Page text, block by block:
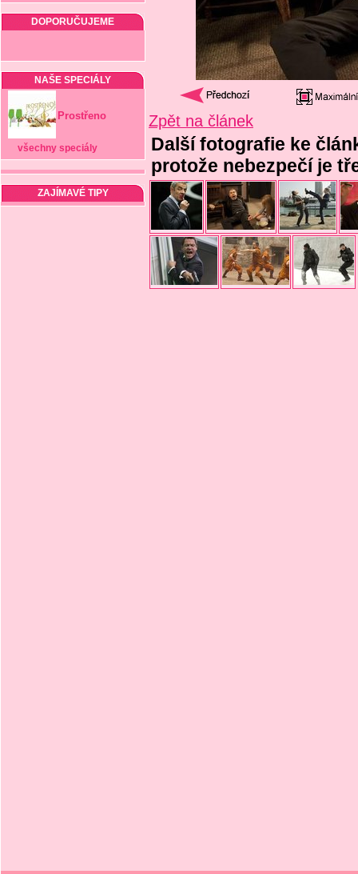
DOPORUČUJEME
NAŠE SPECIÁLY
Prostřeno
všechny speciály
ZAJÍMAVÉ TIPY
Zpět na článek
Další fotografie ke
protože nebezpečí je